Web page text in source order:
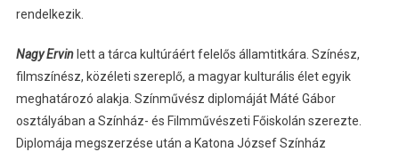
rendelkezik.
Nagy Ervin lett a tárca kultúráért felelős államtitkára. Színész,
filmszínész, közéleti szereplő, a magyar kulturális élet egyik
meghatározó alakja. Színművész diplomáját Máté Gábor
osztályában a Színház- és Filmművészeti Főiskolán szerezte.
Diplomája megszerzése után a Katona József Színház